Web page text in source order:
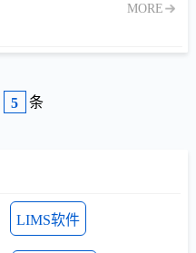
单中的核心价值。
MORE
LIMS软件
5 条